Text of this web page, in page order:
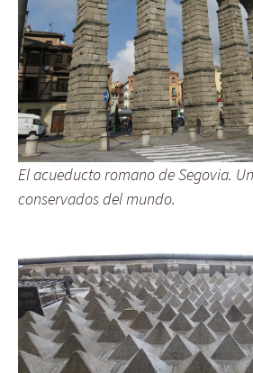
El acueducto romano de Segovia.
conservados del mundo.